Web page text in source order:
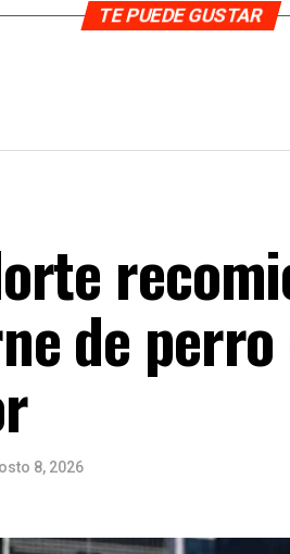
TE PUEDE GUSTAR
de
8, 2026